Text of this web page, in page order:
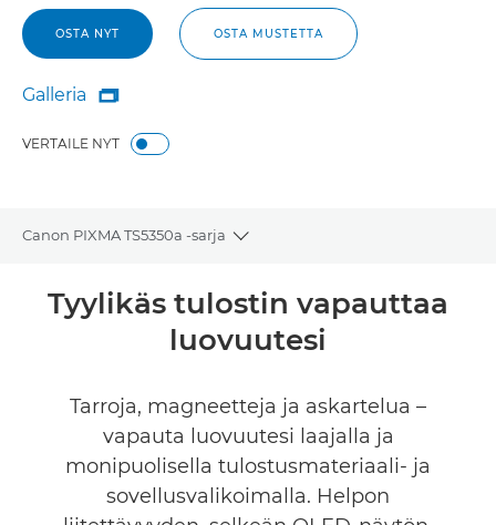
OSTA NYT OSTA MUSTETTA
Galleria
Galleria

VERTAILE NYT
Canon PIXMA TS5350a -sarja
Toggle breadcrumbs
Yleiskuvaus
Galleria
Tyylikäs tulostin vapauttaa
luovuutesi
Tarroja, magneetteja ja askartelua –
vapauta luovuutesi laajalla ja
monipuolisella tulostusmateriaali- ja
sovellusvalikoimalla. Helpon